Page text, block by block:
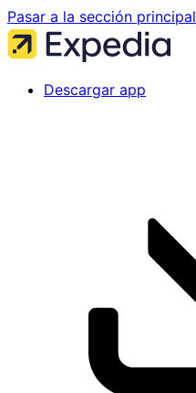
Pasar a la sección principal
Descargar app